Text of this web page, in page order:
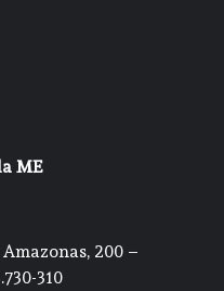
ME
200 –
310